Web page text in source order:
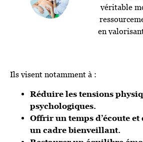
véritable
en
Ils visent notamment à :
Réduire les tensions
psychologiques.
Offrir un temps d’écoute et
un cadre bienveillant.